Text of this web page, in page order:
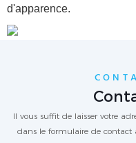
d'apparence.
Il vous suffit de laisser votre
dans le formulaire de contact